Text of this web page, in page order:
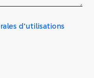
d'utilisations